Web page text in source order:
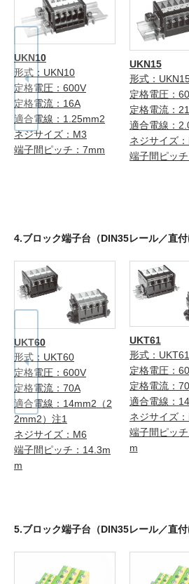
UKN10
形式：UKN10
定格電圧：600V
定格電流：16A
適合電線：1.25mm2
ネジサイズ：M3
端子間ピッチ：7mm
UKN15
形式：
定格電圧：
定格電流：
適合電線：
ネジサイズ
端子間ピッ
4.ブロック端子台（DIN35レール／直付
UKT60
形式：UKT60
定格電圧：600V
定格電流：70A
適合電線：14mm2（2
2mm2）注1
ネジサイズ：M6
端子間ピッチ：14.3m
m
UKT61
形式：UKT61
定格電圧：
定格電流：
適合電線：
ネジサイズ
端子間ピッ
m
5.ブロック端子台（DIN35レール／直付